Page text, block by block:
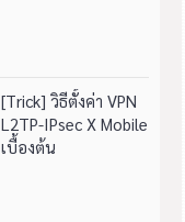
[Trick] วิธีตั้งค่า VPN
L2TP-IPsec X Mobile
เบื้องต้น